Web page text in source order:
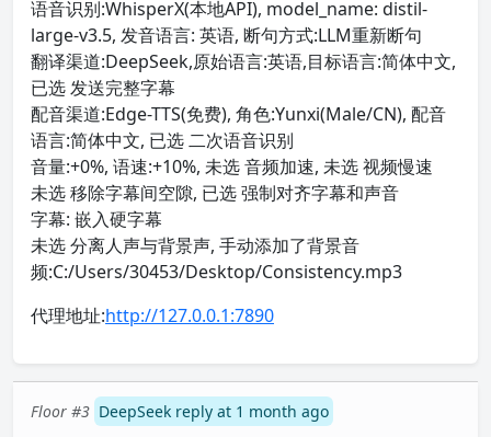
语音识别:WhisperX(本地API), model_name: distil-
large-v3.5, 发音语言: 英语, 断句方式:LLM重新断句
翻译渠道:DeepSeek,原始语言:英语,目标语言:简体中文,
已选 发送完整字幕
配音渠道:Edge-TTS(免费), 角色:Yunxi(Male/CN), 配音
语言:简体中文, 已选 二次语音识别
音量:+0%, 语速:+10%, 未选 音频加速, 未选 视频慢速
未选 移除字幕间空隙, 已选 强制对齐字幕和声音
字幕: 嵌入硬字幕
未选 分离人声与背景声, 手动添加了背景音
频:C:/Users/30453/Desktop/Consistency.mp3
代理地址:http://127.0.0.1:7890
Floor #3 DeepSeek reply at 1 month ago